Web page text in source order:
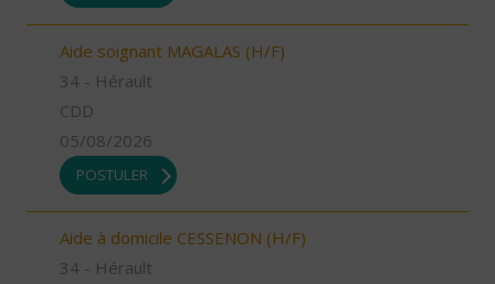
Aide soignant MAGALAS (H/F)
34 - Hérault
CDD
05/08/2026
POSTULER
Aide à domicile CESSENON (H/F)
34 - Hérault